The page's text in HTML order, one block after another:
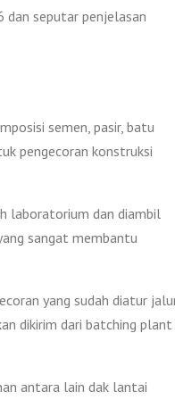
dan seputar penjelasan
semen, pasir, batu
pengecoran konstruksi
laboratorium dan diambil
sangat membantu
yang sudah diatur
dikirim dari batching plant
antara lain dak lantai